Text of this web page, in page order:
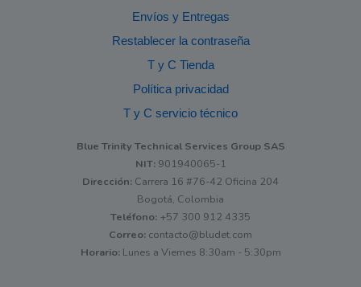
Envíos y Entregas
Restablecer la contraseña
T y C Tienda
Política privacidad
T y C servicio técnico
Blue Trinity Technical Services Group SAS
NIT:901940065-1
Dirección: Carrera 16 #76-42 Oficina 204
Bogotá, Colombia
Teléfono: +57 300 912 4335
Correo: contacto@bludet.com
Horario:Lunes a Viernes 8:30am - 5:30pm